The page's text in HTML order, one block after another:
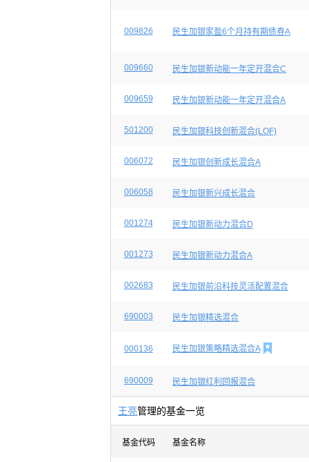
009826 民生加银家盈6个月持有期债券A
009660 民生加银新动能一年定开混合C
009659 民生加银新动能一年定开混合A
501200 民生加银科技创新混合(LOF)
006072 民生加银创新成长混合A
006058 民生加银新兴成长混合
001274 民生加银新动力混合D
001273 民生加银新动力混合A
002683 民生加银前沿科技灵活配置混合
690003 民生加银精选混合
000136 民生加银策略精选混合A 
690009 民生加银红利回报混合
王亮管理的基金一览
基金代码 基金名称